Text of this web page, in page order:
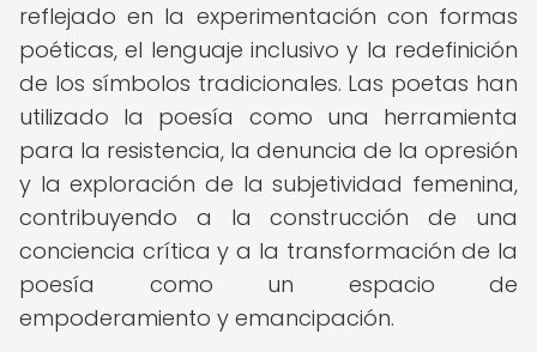
reflejado en la experimentación con formas
poéticas, el lenguaje inclusivo y la redefinición
de los símbolos tradicionales. Las poetas han
utilizado la poesía como una herramienta
para la resistencia, la denuncia de la opresión
y la exploración de la subjetividad femenina,
contribuyendo a la construcción de una
conciencia crítica y a la transformación de la
poesía como un espacio de
empoderamiento y emancipación.